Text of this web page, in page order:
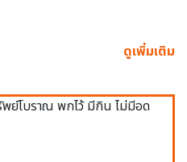
ดูเพิ่มเติม